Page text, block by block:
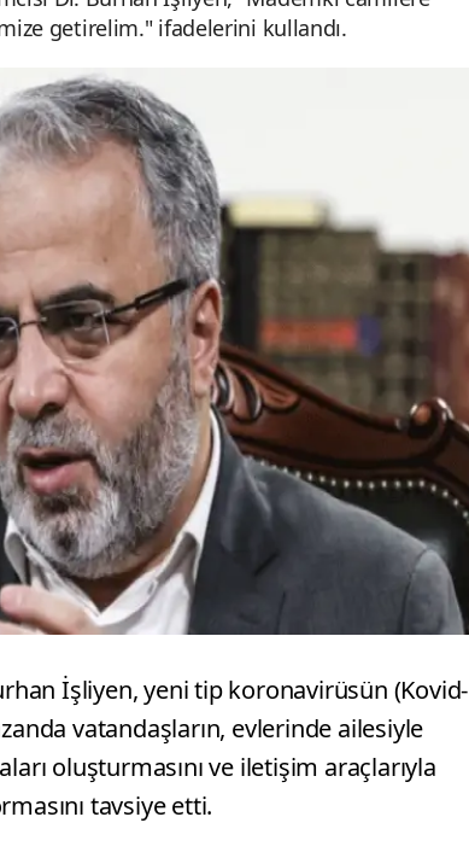
getirelim." ifadelerini kullandı.
İşliyen, yeni tip koronavirüsün (Kovid-
vatandaşların, evlerinde ailesiyle
oluşturmasını ve iletişim araçlarıyla
tavsiye etti.